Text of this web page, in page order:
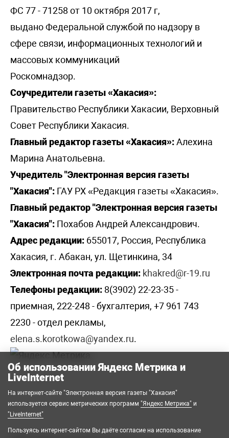
ФС 77 - 71258 от 10 октября 2017 г,
выдано Федеральной службой по надзору в
сфере связи, информационных технологий и
массовых коммуникаций
Роскомнадзор.
Соучредители газеты «Хакасия»:
Правительство Республики Хакасии, Верховный
Совет Республики Хакасия.
Главный редактор газеты «Хакасия»:Алехина
Марина Анатольевна.
Учредитель "Электронная версия газеты
"Хакасия": ГАУ РХ «Редакция газеты «Хакасия».
Главный редактор "Электронная версия газеты
"Хакасия": Похабов Андрей Александрович.
Адрес редакции: 655017, Россия, Республика
Хакасия, г. Абакан, ул. Щетинкина, 34
Электронная почта редакции: khakred@r-19.ru
Телефоны редакции: 8(3902) 22-23-35 -
приемная, 222-248 - бухгалтерия, +7 961 743
2230 - отдел рекламы,
elena.s.korotkowa@yandex.ru.
Об использовании Яндекс Метрика и
LiveInternet
На интернет-сайте "Электронная версия газеты "Хакасия"
используется сервис метрических программ "Яндекс Метрика" и
"LiveInternet"
Пользуясь интернет-сайтом Вы даёте согласие на использование